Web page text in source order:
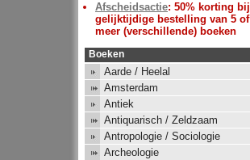
Afscheidsactie: 50% korting bij
gelijktijdige bestelling van 5 of
meer (verschillende) boeken
Boeken
Aarde / Heelal
Amsterdam
Antiek
Antiquarisch / Zeldzaam
Antropologie / Sociologie
Archeologie